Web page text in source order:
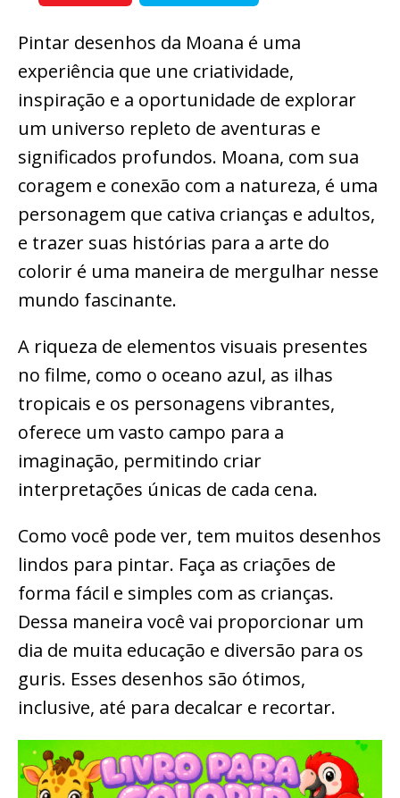
Pintar desenhos da Moana é uma
experiência que une criatividade,
inspiração e a oportunidade de explorar
um universo repleto de aventuras e
significados profundos. Moana, com sua
coragem e conexão com a natureza, é uma
personagem que cativa crianças e adultos,
e trazer suas histórias para a arte do
colorir é uma maneira de mergulhar nesse
mundo fascinante.
A riqueza de elementos visuais presentes
no filme, como o oceano azul, as ilhas
tropicais e os personagens vibrantes,
oferece um vasto campo para a
imaginação, permitindo criar
interpretações únicas de cada cena.
Como você pode ver, tem muitos desenhos
lindos para pintar. Faça as criações de
forma fácil e simples com as crianças.
Dessa maneira você vai proporcionar um
dia de muita educação e diversão para os
guris. Esses desenhos são ótimos,
inclusive, até para decalcar e recortar.